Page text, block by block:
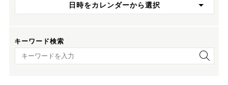
日時をカレンダーから選択
キーワード検索
キーワード検索